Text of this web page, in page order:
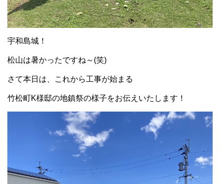
宇和島城！
松山は暑かったですね～(笑)
さて本日は、これから工事が始まる
竹松町K様邸の地鎮祭の様子をお伝えいたします！